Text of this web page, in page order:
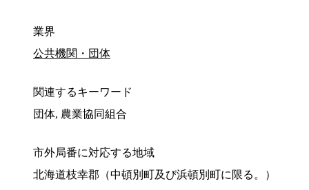
業界
公共機関・団体
関連するキーワード
団体, 農業協同組合
市外局番に対応する地域
北海道枝幸郡（中頓別町及び浜頓別町に限る。）